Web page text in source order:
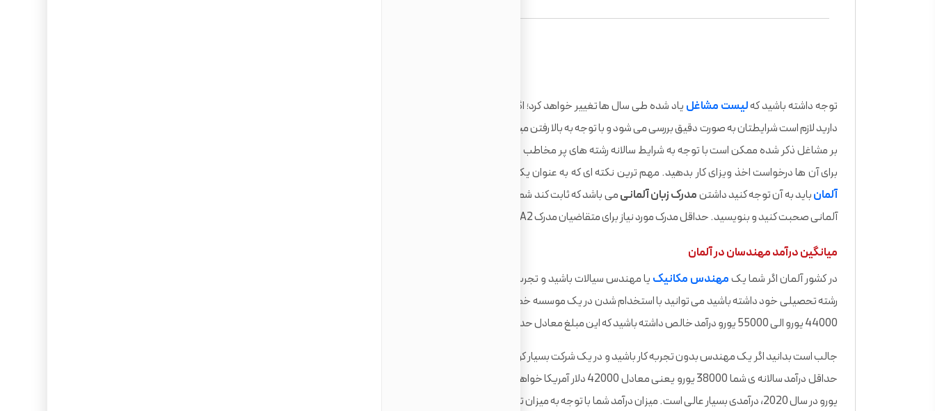
توجه داشته باشید کهلیست مشاغل یاد شده طی سال ها تغییر خواهد کرد؛ اگر قصد
دارید لازم است شرایطتان به صورت دقیق بررسی می شود و با توجه به بالا رفتن میانگین سنی کارگران در کشور آلمان علاوه
بر مشاغل ذکر شده ممکن است با توجه به شرایط سالانه رشته های پر مخاطب دیگری نیز وجود داشته باشد که بتوانید
برای آن ها درخواست اخذ ویزای کار بدهید. مهم ترین نکته‌ ای که به عنوان یک مهاجر خارجی برای اخذ
آلمانباید به آن توجه کنید داشتنمدرک زبان آلمانیمی باشد که ثابت کند شما می توانید به راحتی و با تسلط کامل به
آلمانی صحبت کنید و بنویسید. حداقل مدرک مورد نیاز برای متقاضیان مدرک A2 یا B1 است در زبان آلمانی است.
میانگین درآمد مهندسان در آلمان
در کشور آلمان اگر شما یکمهندس مکانیک یا مهندس سیالات باشید و تجربه کاری حدود دو ساله در مراکز مرتبط با
رشته تحصیلی خود داشته باشید می توانید با استخدام شدن در یک موسسه خصوصی یا دولتی به طور میانگین سالانه
44000 یورو الی 55000 یورو درآمد خالص داشته باشید که این مبلغ معادل حدود 60000 دلار آمریکا می باشد.
جالب است بدانید اگر یک مهندس بدون تجربه کار باشید و در یک شرکت بسیار کوچک و حتی ناشناخته شروع به کار کنید
یورو در سال 2020، درآمدی بسیار عالی است. میزان درآمد شما با توجه به میزان تجربه و توانایی های شما می تواند بسیار